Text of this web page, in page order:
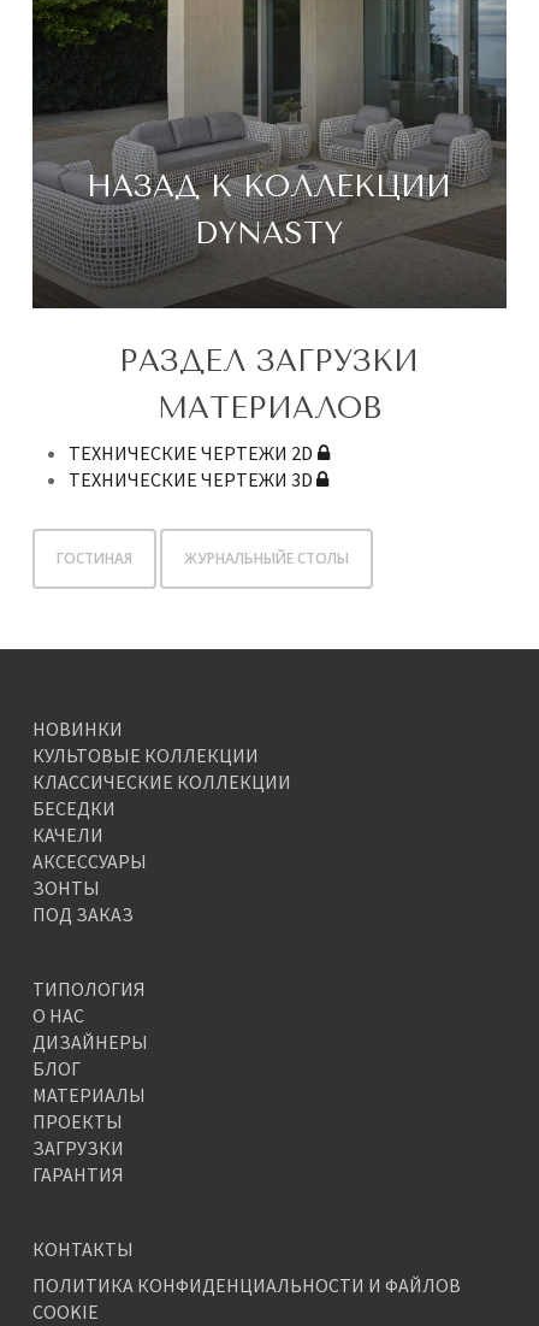
НАЗАД К КОЛЛЕКЦИИ
DYNASTY
РАЗДЕЛ ЗАГРУЗКИ
МАТЕРИАЛОВ
ТЕХНИЧЕСКИЕ ЧЕРТЕЖИ 2D
ТЕХНИЧЕСКИЕ ЧЕРТЕЖИ 3D
ГОСТИНАЯ ЖУРНАЛЬНЫЙЕ СТОЛЫ
НОВИНКИ
КУЛЬТОВЫЕ КОЛЛЕКЦИИ
КЛАССИЧЕСКИЕ КОЛЛЕКЦИИ
БЕСЕДКИ
КАЧЕЛИ
АКСЕССУАРЫ
ЗОНТЫ
ПОД ЗАКАЗ
ТИПОЛОГИЯ
О НАС
ДИЗАЙНЕРЫ
БЛОГ
МАТЕРИАЛЫ
ПРОЕКТЫ
ЗАГРУЗКИ
ГАРАНТИЯ
КОНТАКТЫ
ПОЛИТИКА КОНФИДЕНЦИАЛЬНОСТИ И ФАЙЛОВ
COOKIE